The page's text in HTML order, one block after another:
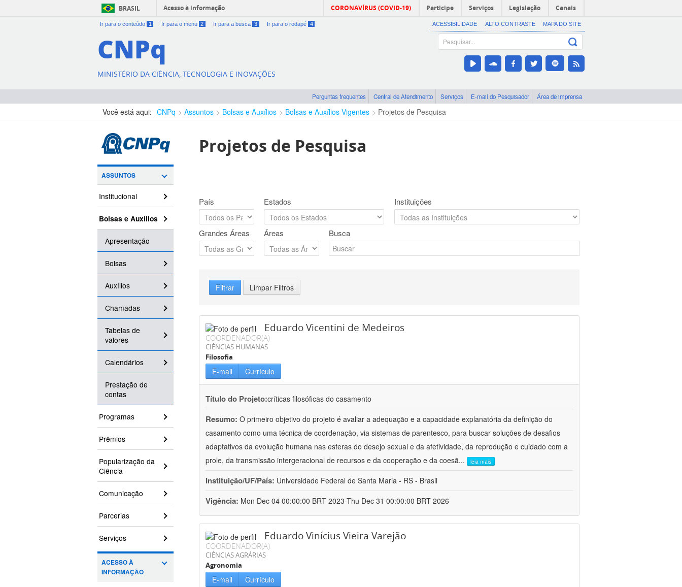
BRASIL Acesso à informação CORONAVÍRUS (COVID-19) Participe Serviços Legislação Canais
Ir para o conteúdo 1 Ir para o menu 2 Ir para a busca 3 Ir para o rodapé 4 ACESSIBILIDADE ALTO CONTRASTE MAPA DO SITE
CNPq
MINISTÉRIO DA CIÊNCIA, TECNOLOGIA E INOVAÇÕES
Perguntas frequentes Central de Atendimento Serviços E-mail do Pesquisador Área de imprensa
Você está aqui: CNPq Assuntos Bolsas e Auxílios Bolsas e Auxílios Vigentes Projetos de Pesquisa
ASSUNTOS
Institucional
Bolsas e Auxílios
Apresentação
Bolsas
Auxílios
Chamadas
Tabelas de
valores
Calendários
Prestação de
contas
Programas
Prêmios
Popularização da
Ciência
Comunicação
Parcerias
Serviços
ACESSO À
INFORMAÇÃO
Projetos de Pesquisa
País Estados Instituições
Grandes Áreas Áreas Busca
Filtrar Limpar Filtros
Eduardo Vicentini de Medeiros
COORDENADOR(A)
CIÊNCIAS HUMANAS
Filosofia
E-mail Currículo
Título do Projeto:críticas filosóficas do casamento
Resumo: O primeiro objetivo do projeto é avaliar a adequação e a capacidade explanatória da definição do
casamento como uma técnica de coordenação, via sistemas de parentesco, para buscar soluções de desafios
adaptativos da evolução humana nas esferas do desejo sexual e da afetividade, da reprodução e cuidado com a
prole, da transmissão intergeracional de recursos e da cooperação e da coesã... leia mais
Instituição/UF/País: Universidade Federal de Santa Maria - RS - Brasil
Vigência: Mon Dec 04 00:00:00 BRT 2023-Thu Dec 31 00:00:00 BRT 2026
Eduardo Vinícius Vieira Varejão
COORDENADOR(A)
CIÊNCIAS AGRÁRIAS
Agronomia
E-mail Currículo